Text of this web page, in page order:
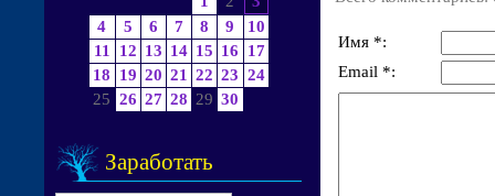
4
5 6 7 8 9
10
11
12 13 14 15 16
17
18
19 20 21 22 23 24
25 26 27 28 29 30
Заработать
Имя *:
Email *: